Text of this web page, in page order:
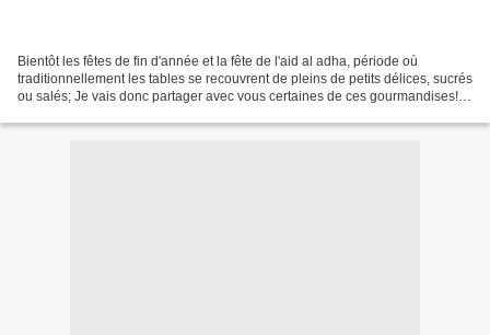
Bientôt les fêtes de fin d'année et la fête de l'aid al adha, période où
traditionnellement les tables se recouvrent de pleins de petits délices, sucrés
ou salés; Je vais donc partager avec vous certaines de ces gourmandises! :)